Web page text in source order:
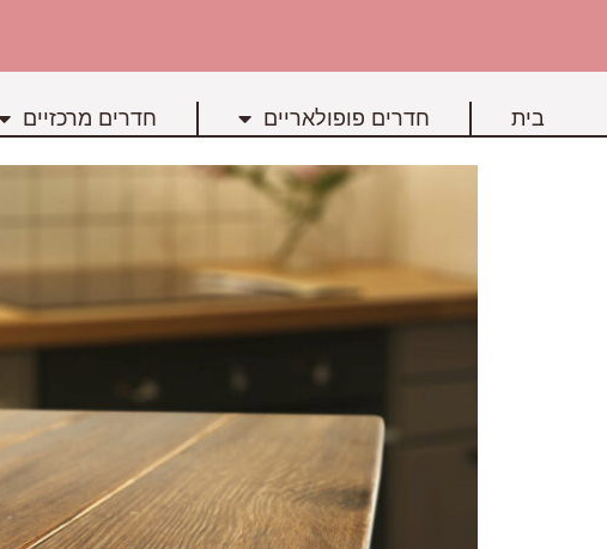
בית חדרים פופולאריים חדרים מרכזיים